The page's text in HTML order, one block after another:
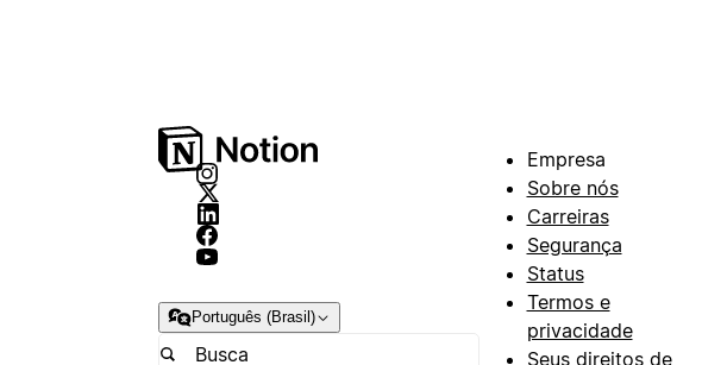
Português (Brasil)
Empresa
Sobre nós
Carreiras
Segurança
Status
Termos e
privacidade
Seus direitos de